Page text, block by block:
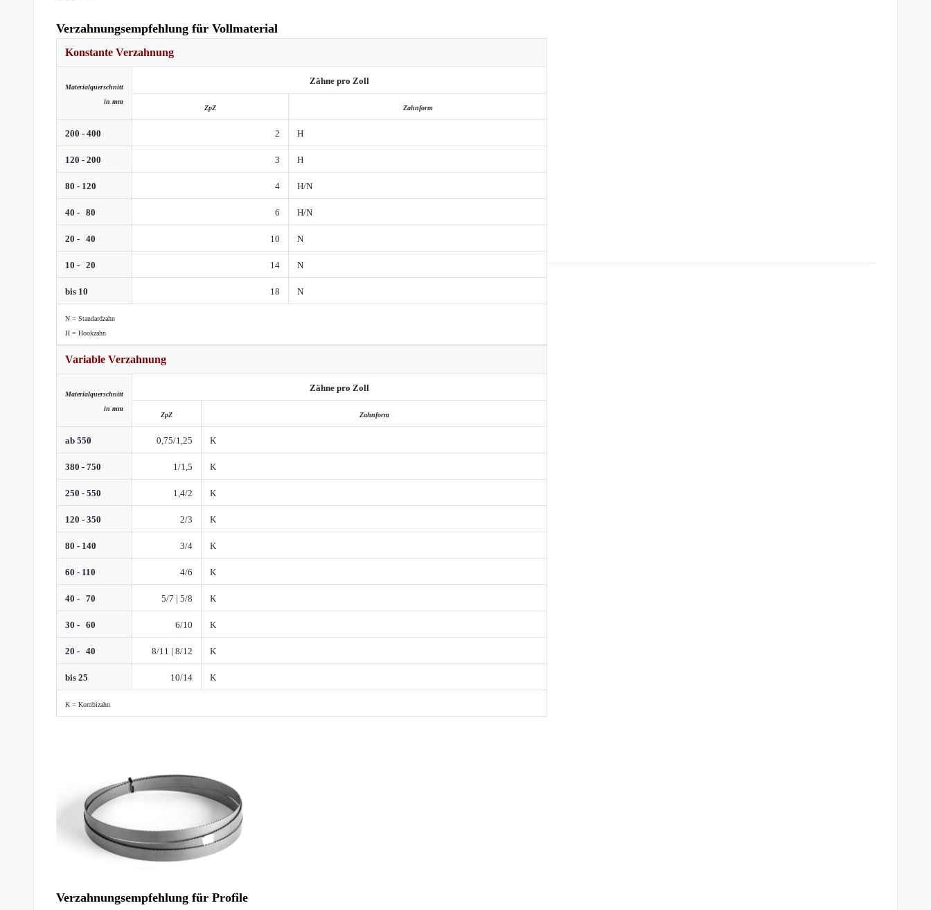
Verzahnungsempfehlung für Vollmaterial
Konstante Verzahnung
Materialquerschnitt
in mm
Zähne pro Zoll
ZpZ Zahnform
200 - 400 2 H
120 - 200 3 H
80 - 120 4 H/N
40 - 80 6 H/N
20 - 40 10 N
10 - 20 14 N
bis 10 18 N
N = Standardzahn
H = Hookzahn
Variable Verzahnung
Materialquerschnitt
in mm
Zähne pro Zoll
ZpZ Zahnform
ab 550 0,75/1,25 K
380 - 750 1/1,5 K
250 - 550 1,4/2 K
120 - 350 2/3 K
80 - 140 3/4 K
60 - 110 4/6 K
40 - 70 5/7 | 5/8 K
30 - 60 6/10 K
20 - 40 8/11 | 8/12 K
bis 25 10/14 K
K = Kombizahn
Verzahnungsempfehlung für Profile